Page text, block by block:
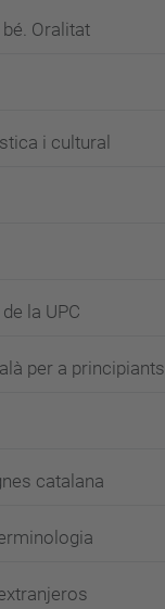
bé. Oralitat
i cultural
la UPC
per a principiants
catalana